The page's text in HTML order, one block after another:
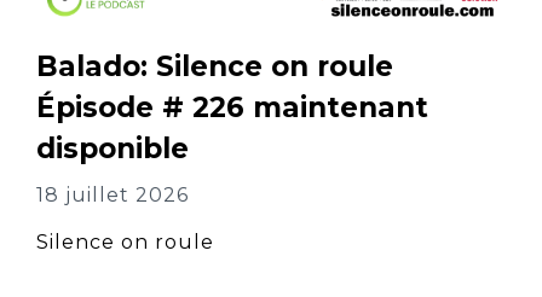
Balado: Silence on roule
Épisode # 226 maintenant
disponible
18 juillet 2026
Silence on roule